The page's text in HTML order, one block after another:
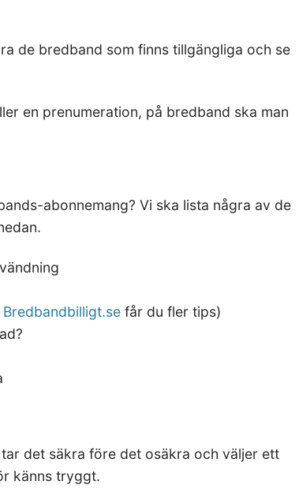
de bredband som finns tillgängliga och se
en prenumeration, på bredband ska man
abonnemang? Vi ska lista några av de
Bredbandbilligt.se får du fler tips)
det säkra före det osäkra och väljer ett
känns tryggt.